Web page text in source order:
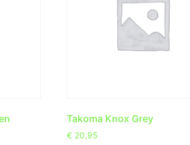
Takoma Knox Grey
€ 20,95